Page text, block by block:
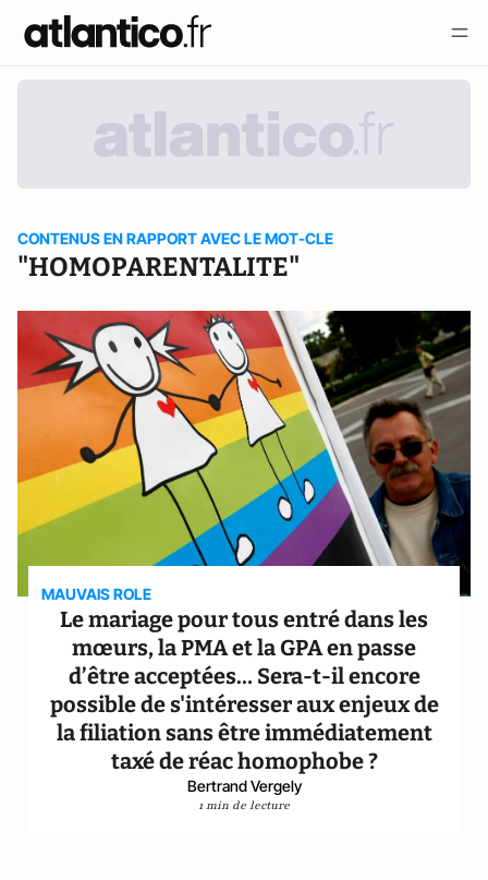
CONTENUS EN RAPPORT AVEC LE MOT-CLE
"HOMOPARENTALITE"
MAUVAIS ROLE
Le mariage pour tous entré dans les
mœurs, la PMA et la GPA en passe
d’être acceptées… Sera-t-il encore
possible de s'intéresser aux enjeux de
la filiation sans être immédiatement
taxé de réac homophobe ?
Bertrand Vergely
1 min de lecture